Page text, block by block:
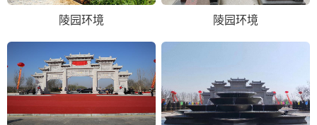
陵园环境 陵园环境